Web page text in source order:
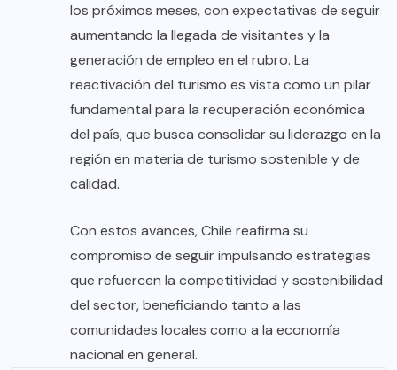
los próximos meses, con expectativas de seguir
aumentando la llegada de visitantes y la
generación de empleo en el rubro. La
reactivación del turismo es vista como un pilar
fundamental para la recuperación económica
del país, que busca consolidar su liderazgo en la
región en materia de turismo sostenible y de
calidad.
Con estos avances, Chile reafirma su
compromiso de seguir impulsando estrategias
que refuercen la competitividad y sostenibilidad
del sector, beneficiando tanto a las
comunidades locales como a la economía
nacional en general.